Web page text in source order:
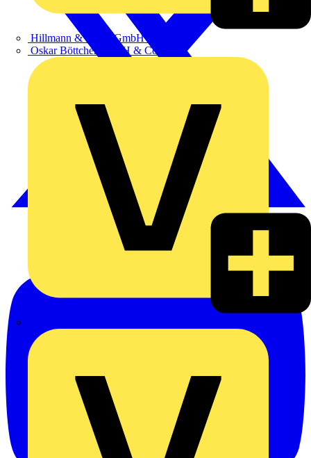
Hillmann & Ploog GmbH & Co. KG
Oskar Böttcher GmbH & Co. KG